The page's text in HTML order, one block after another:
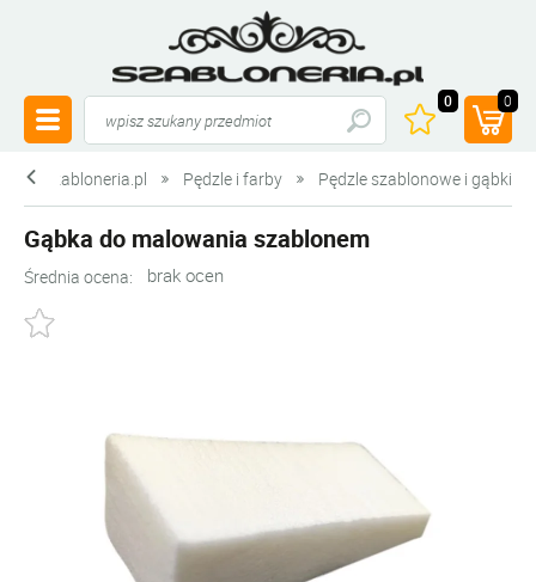
0 0
szabloneria.pl Pędzle i farby Pędzle szablonowe i gąbki
Gąbka do malowania szablonem
Średnia ocena: brak ocen